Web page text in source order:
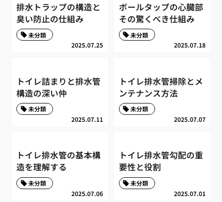
排水トラップの構造と
臭い防止の仕組み
2025.07.25
未分類
ボールタップの心臓部
その驚くべき仕組み
2025.07.18
未分類
トイレ詰まりと排水管
構造の深い仲
2025.07.11
未分類
トイレ排水管掃除とメ
ンテナンス方法
2025.07.07
未分類
トイレ排水管の基本構
造を理解する
2025.07.06
未分類
トイレ排水管勾配の重
要性と役割
2025.07.01
未分類